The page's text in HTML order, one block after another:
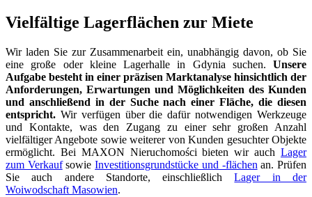
Vielfältige Lagerflächen zur Miete
Wir laden Sie zur Zusammenarbeit ein, unabhängig davon, ob Sie
eine große oder kleine Lagerhalle in Gdynia suchen. Unsere
Aufgabe besteht in einer präzisen Marktanalyse hinsichtlich der
Anforderungen, Erwartungen und Möglichkeiten des Kunden
und anschließend in der Suche nach einer Fläche, die diesen
entspricht. Wir verfügen über die dafür notwendigen Werkzeuge
und Kontakte, was den Zugang zu einer sehr großen Anzahl
vielfältiger Angebote sowie weiterer von Kunden gesuchter Objekte
ermöglicht. Bei MAXON Nieruchomości bieten wir auch Lager
zum VerkaufsowieInvestitionsgrundstücke und -flächen an. Prüfen
Sie auch andere Standorte, einschließlichLager in der
Woiwodschaft Masowien.